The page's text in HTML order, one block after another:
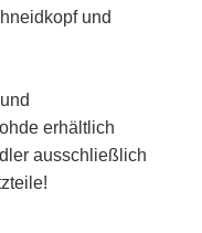
und
erhältlich
ausschließlich